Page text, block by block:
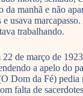
da manhã e não
usava
trabalhando.
de março de
a apelo do
Dom da Fé) pedia
falta de